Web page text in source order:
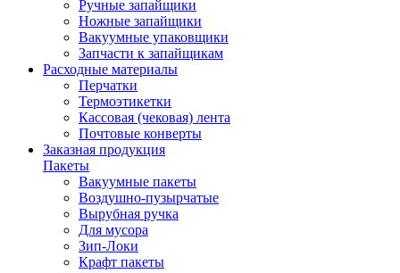
Ручные запайщики
Ножные запайщики
Вакуумные упаковщики
Запчасти к запайщикам
Расходные материалы
Перчатки
Термоэтикетки
Кассовая (чековая) лента
Почтовые конверты
Заказная продукция
Пакеты
Вакуумные пакеты
Воздушно-пузырчатые
Вырубная ручка
Для мусора
Зип-Локи
Крафт пакеты